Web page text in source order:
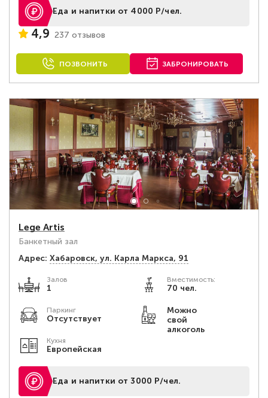
Еда и напитки от 4000 Р/чел.
4,9 237 отзывов
ПОЗВОНИТЬ ЗАБРОНИРОВАТЬ
Lege Artis
Банкетный зал
Адрес: Хабаровск, ул. Карла Маркса, 91
Залов
1
Вместимость:
70 чел.
Паркинг
Отсутствует
Можно
свой
алкоголь
Кухня
Европейская
Еда и напитки от 3000 Р/чел.